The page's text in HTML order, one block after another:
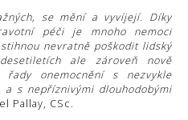
se mění a vyvíjejí. Díky
péči je mnoho nemocí
nevratně poškodit lidský
ale zároveň nově
onemocnění s nezvykle
a s nepříznivými dlouhodobými
Pallay, CSc.